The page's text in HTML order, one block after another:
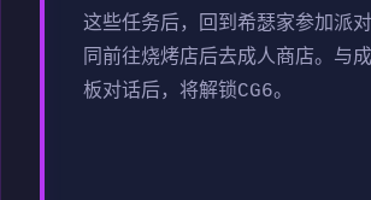
这些任务后，回到希瑟家参加派
同前往烧烤店后去成人商店。与
板对话后，将解锁CG6。